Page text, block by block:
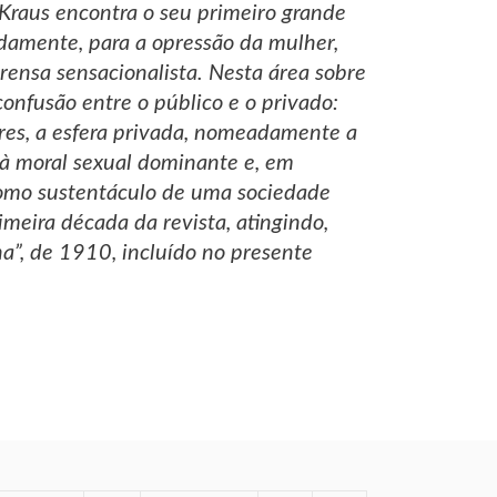
encontra o seu primeiro grande
para a opressão da mulher,
sensacionalista. Nesta área sobre
entre o público e o privado:
a esfera privada, nomeadamente a
moral sexual dominante e, em
sustentáculo de uma sociedade
década da revista, atingindo,
de 1910, incluído no presente